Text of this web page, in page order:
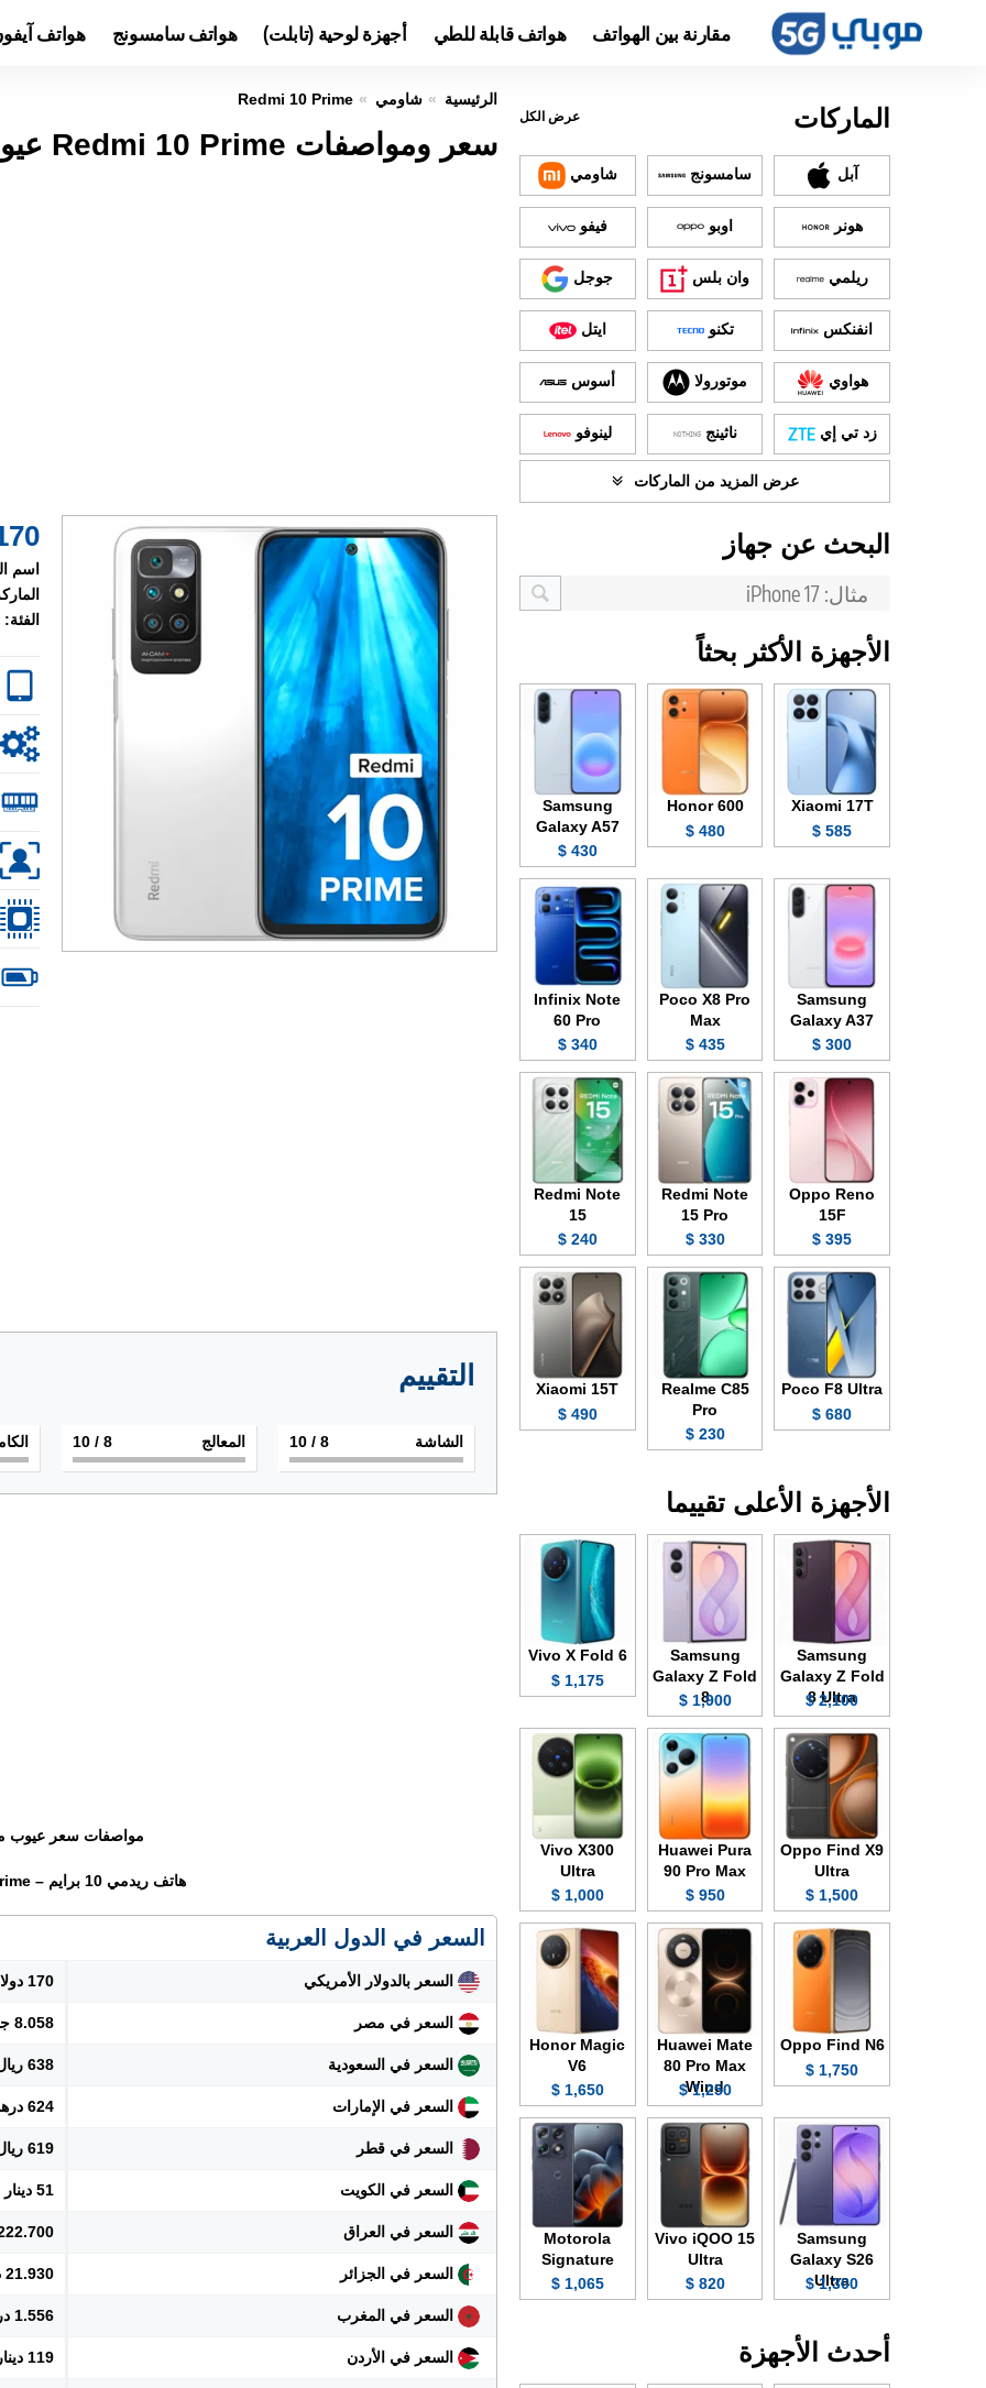
مقارنة بين الهواتف هواتف قابلة للطي أجهزة لوحية (تابلت) هواتف سامسونج هواتف
الرئيسية شاومي Redmi 10 Prime
سعر ومواصفات Redmi 10 Prime عيوب ومميزات
$
اسم
الفئة:
التقييم
الشاشة 8
/ 10 المعالج 8
/ 10
مواصفات سعر عيوب
هاتف ريدمي 10 برايم – Redmi 10 Prime
السعر في الدول العربية
السعر بالدولار الأمريكي 170 دولار
السعر في مصر 8.058 جنيه
السعر في السعودية 638 ريال
السعر في الإمارات 624 درهم
السعر في قطر 619 ريال
السعر في الكويت 51 دينار
السعر في العراق 222.700
السعر في الجزائر 21.930 دينار
السعر في المغرب 1.556 درهم
السعر في الأردن 119 دينار
الماركات عرض الكل
آبل سامسونج شاومي
هونر اوبو فيفو
ريلمي وان بلس جوجل
انفنكس تكنو ايتل
هواوي موتورولا أسوس
زد تي إي ناثينج لينوفو
عرض المزيد من الماركات
البحث عن جهاز
الأجهزة الأكثر بحثاً
Xiaomi 17T
585 $
Honor 600
480 $
Samsung
Galaxy A57
430 $
Samsung
Galaxy A37
300 $
Poco X8 Pro
Max
435 $
Infinix Note
60 Pro
340 $
Oppo Reno
15F
395 $
Redmi Note
15 Pro
330 $
Redmi Note
15
240 $
Poco F8 Ultra
680 $
Realme C85
Pro
230 $
Xiaomi 15T
490 $
الأجهزة الأعلى تقييما
Samsung
Galaxy Z Fold
8 Ultra
2,100 $
Samsung
Galaxy Z Fold
8
1,900 $
Vivo X Fold 6
1,175 $
Oppo Find X9
Ultra
1,500 $
Huawei Pura
90 Pro Max
950 $
Vivo X300
Ultra
1,000 $
Oppo Find N6
1,750 $
Huawei Mate
80 Pro Max
Wind
1,250 $
Honor Magic
V6
1,650 $
Samsung
Galaxy S26
Ultra
1,300 $
Vivo iQOO 15
Ultra
820 $
Motorola
Signature
1,065 $
أحدث الأجهزة